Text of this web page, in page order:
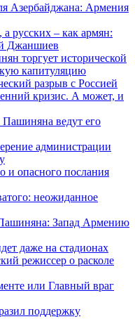
Азербайджана: Армения
русских – как армян:
Джаншиев
торгует исторической
капитуляцию
разрыв с Россией
кризис. А может, и
ведут его
администрации
опасного послания
неожиданное
Запад Армению
даже на стадионах
режиссер о расколе
или Главный враг
поддержку